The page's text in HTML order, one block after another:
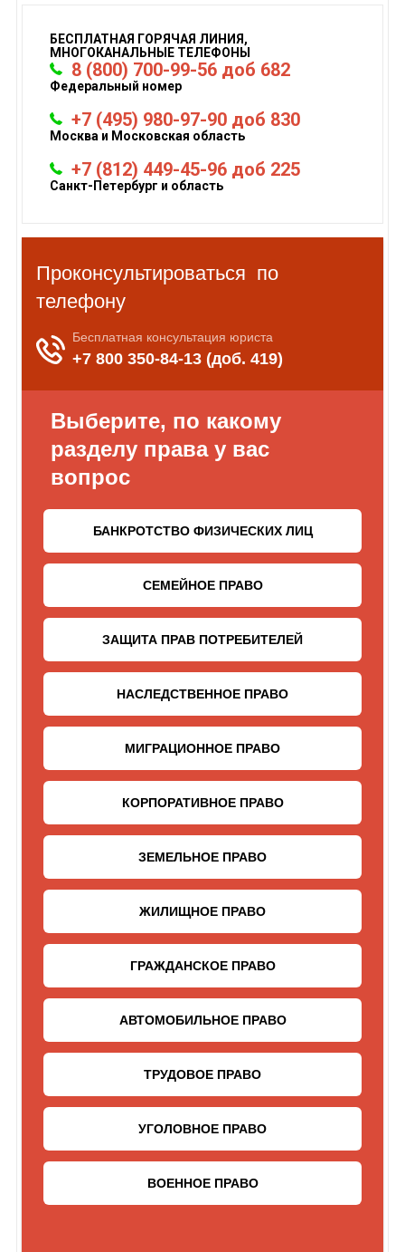
БЕСПЛАТНАЯ ГОРЯЧАЯ ЛИНИЯ,
МНОГОКАНАЛЬНЫЕ ТЕЛЕФОНЫ
8 (800) 700-99-56 доб 682
Федеральный номер
+7 (495) 980-97-90 доб 830
Москва и Московская область
+7 (812) 449-45-96 доб 225
Санкт-Петербург и область